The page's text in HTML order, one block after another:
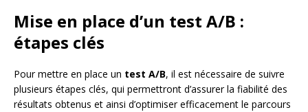
Mise en place d’un test A/B :
étapes clés
Pour mettre en place un test A/B, il est nécessaire de suivre
plusieurs étapes clés, qui permettront d’assurer la fiabilité des
résultats obtenus et ainsi d’optimiser efficacement le parcours